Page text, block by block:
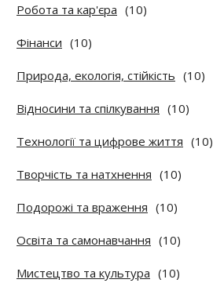
Робота та кар'єра (10)
Фінанси (10)
Природа, екологія, стійкість (10)
Відносини та спілкування (10)
Технології та цифрове життя (10)
Творчість та натхнення (10)
Подорожі та враження (10)
Освіта та самонавчання (10)
Мистецтво та культура (10)